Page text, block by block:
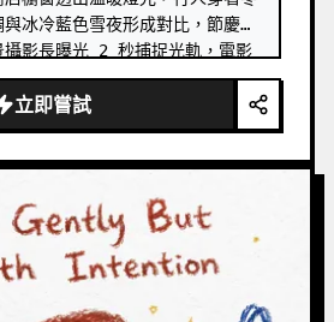
冰冷藍色雪夜形成對比，節慶氣
攝影長曝光 2 秒捕捉光軌，電影
明信片構圖
立即嘗試